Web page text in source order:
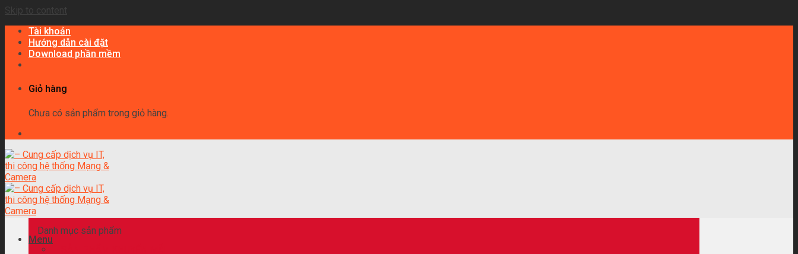
Skip to content
Tài khoản
Hướng dẫn cài đặt
Download phần mềm
Giỏ hàng
Chưa có sản phẩm trong giỏ hàng.
Menu
Danh mục sản phẩm